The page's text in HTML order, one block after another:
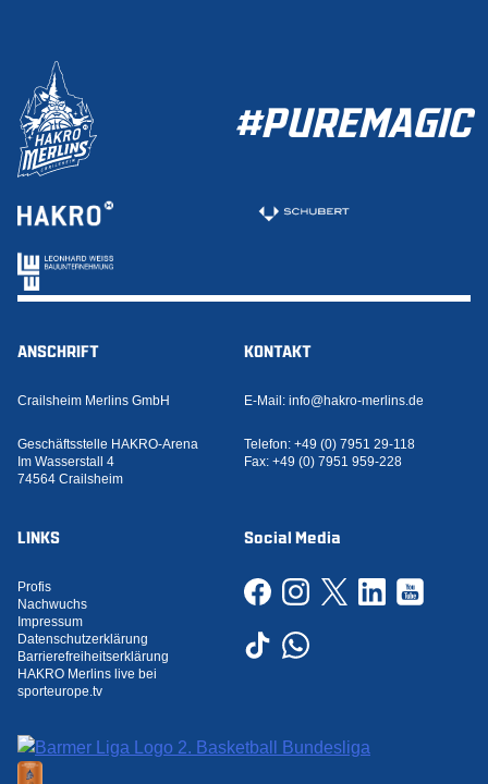
#PUREMAGIC
ANSCHRIFT
Crailsheim Merlins GmbH
Geschäftsstelle HAKRO-Arena
Im Wasserstall 4
74564 Crailsheim
KONTAKT
E-Mail: info@hakro-merlins.de
Telefon: +49 (0) 7951 29-118
Fax: +49 (0) 7951 959-228
LINKS
Profis
Nachwuchs
Impressum
Datenschutzerklärung
Barrierefreiheitserklärung
HAKRO Merlins live bei
sporteurope.tv
Social Media